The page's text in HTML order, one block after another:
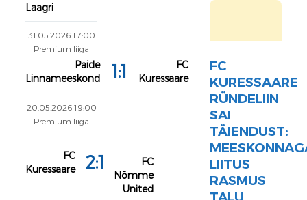
Laagri
31.05.2026 17:00
Premium liiga
Paide
Linnameeskond
1:1
FC
Kuressaare
20.05.2026 19:00
Premium liiga
FC
Kuressaare
2:1
FC
Nõmme
United
FC
KURESSAARE
RÜNDELIIN
SAI
TÄIENDUST:
LIITUS
RASMUS